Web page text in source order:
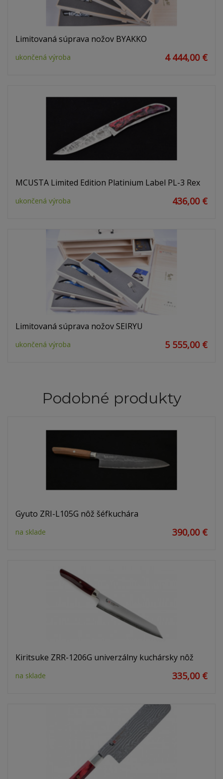
Limitovaná súprava nožov BYAKKO
ukončená výroba 4 444,00 €
MCUSTA Limited Edition Platinium Label PL-3 Rex
ukončená výroba 436,00 €
Limitovaná súprava nožov SEIRYU
ukončená výroba 5 555,00 €
Podobné produkty
Gyuto ZRI-L105G nôž šéfkuchára
na sklade 390,00 €
Kiritsuke ZRR-1206G univerzálny kuchársky nôž
na sklade 335,00 €